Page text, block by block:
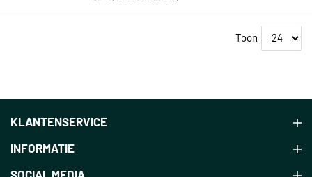
Toon
KLANTENSERVICE
INFORMATIE